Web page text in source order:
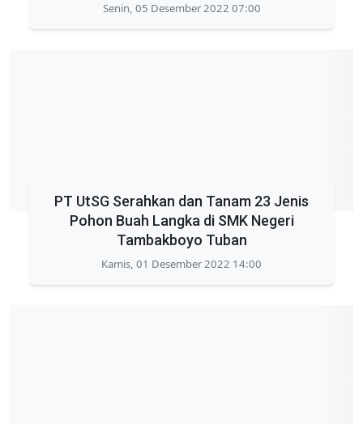
Senin, 05 Desember 2022 07:00
PT UtSG Serahkan dan Tanam 23 Jenis
Pohon Buah Langka di SMK Negeri
Tambakboyo Tuban
Kamis, 01 Desember 2022 14:00